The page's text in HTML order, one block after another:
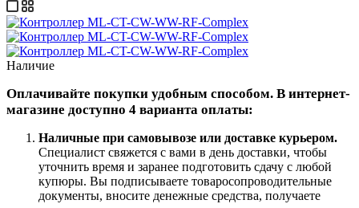
Наличие
Оплачивайте покупки удобным способом. В интернет-
магазине доступно 4 варианта оплаты:
Наличные при самовывозе или доставке курьером.
Специалист свяжется с вами в день доставки, чтобы
уточнить время и заранее подготовить сдачу с любой
купюры. Вы подписываете товаросопроводительные
документы, вносите денежные средства, получаете